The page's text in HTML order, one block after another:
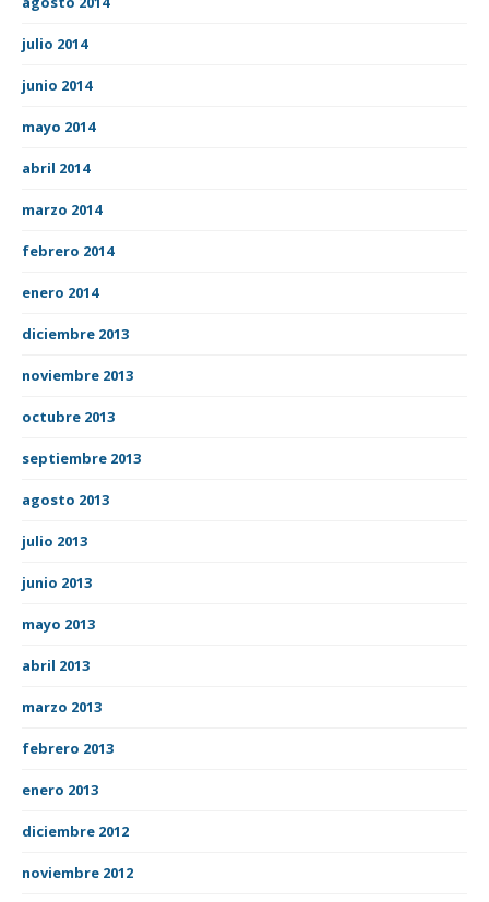
julio 2014
junio 2014
mayo 2014
abril 2014
marzo 2014
febrero 2014
enero 2014
diciembre 2013
noviembre 2013
octubre 2013
septiembre 2013
agosto 2013
julio 2013
junio 2013
mayo 2013
abril 2013
marzo 2013
febrero 2013
enero 2013
diciembre 2012
noviembre 2012